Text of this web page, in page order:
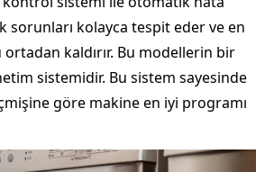
sorunları kolayca tespit eder ve en
ortadan kaldırır. Bu modellerin bir
sistemidir. Bu sistem sayesinde
göre makine en iyi programı